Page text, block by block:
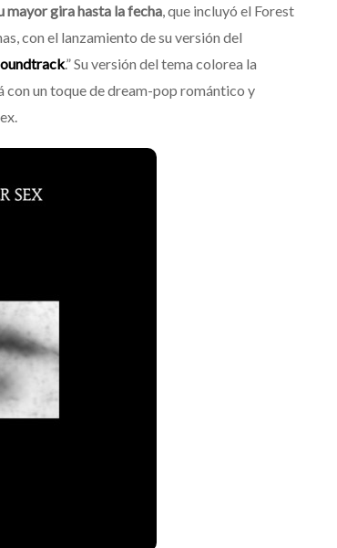
mayor gira hasta la fecha , que incluyó el Forest
con el lanzamiento de su versión del
.” Su versión del tema colorea la
con un toque de dream-pop romántico y